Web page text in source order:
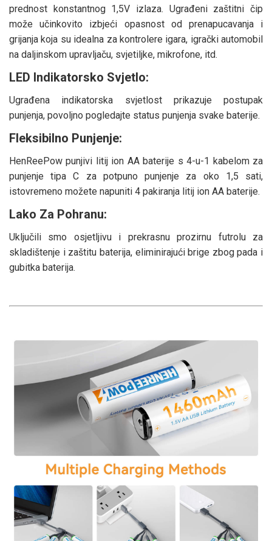
prednost konstantnog 1,5V izlaza. Ugrađeni zaštitni čip
može učinkovito izbjeći opasnost od prenapucavanja i
grijanja koja su idealna za kontrolere igara, igrački automobil
na daljinskom upravljaču, svjetiljke, mikrofone, itd.
LED Indikatorsko Svjetlo:
Ugrađena indikatorska svjetlost prikazuje postupak
punjenja, povoljno pogledajte status punjenja svake baterije.
Fleksibilno Punjenje:
HenReePow punjivi litij ion AA baterije s 4-u-1 kabelom za
punjenje tipa C za potpuno punjenje za oko 1,5 sati,
istovremeno možete napuniti 4 pakiranja litij ion AA baterije.
Lako Za Pohranu:
Uključili smo osjetljivu i prekrasnu prozirnu futrolu za
skladištenje i zaštitu baterija, eliminirajući brige zbog pada i
gubitka baterija.